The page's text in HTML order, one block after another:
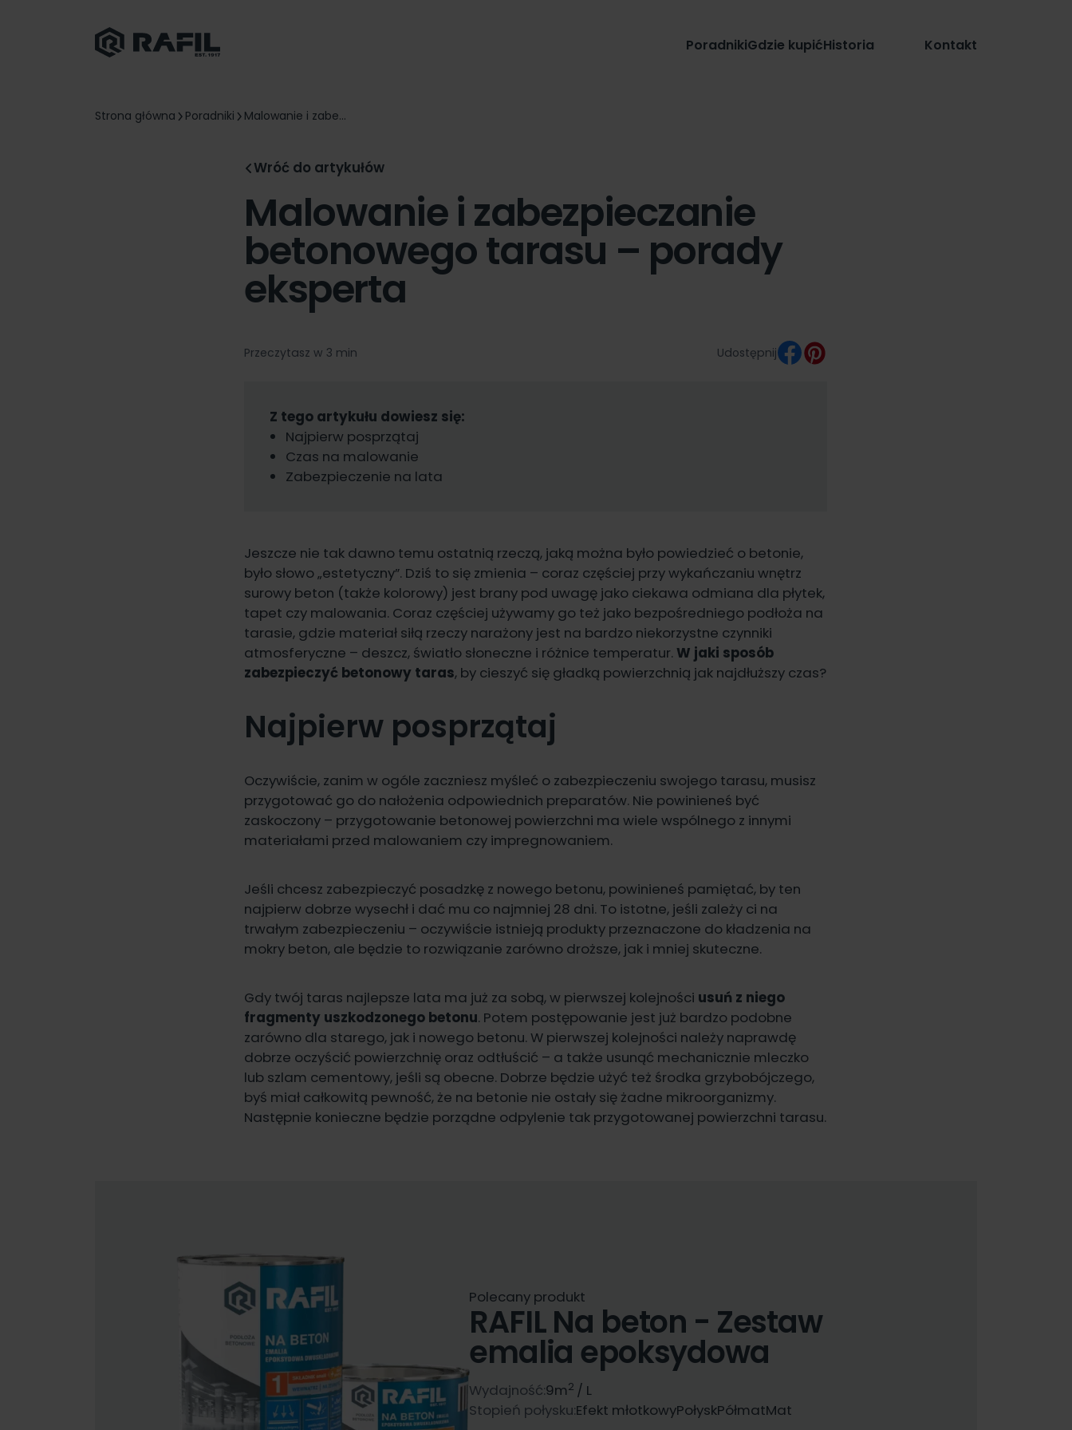
PoradnikiGdzie kupićHistoria Kontakt
Strona główna Poradniki Malowanie i zabe...
Wróć do artykułów
Malowanie i zabezpieczanie
betonowego tarasu – porady
eksperta
Przeczytasz w 3 min Udostępnij
Z tego artykułu dowiesz się:
Najpierw posprzątaj
Czas na malowanie
Zabezpieczenie na lata
Jeszcze nie tak dawno temu ostatnią rzeczą, jaką można było powiedzieć o betonie,
było słowo „estetyczny”. Dziś to się zmienia – coraz częściej przy wykańczaniu wnętrz
surowy beton (także kolorowy) jest brany pod uwagę jako ciekawa odmiana dla płytek,
tapet czy malowania. Coraz częściej używamy go też jako bezpośredniego podłoża na
tarasie, gdzie materiał siłą rzeczy narażony jest na bardzo niekorzystne czynniki
atmosferyczne – deszcz, światło słoneczne i różnice temperatur.W jaki sposób
zabezpieczyć betonowy taras, by cieszyć się gładką powierzchnią jak najdłuższy czas?
Najpierw posprzątaj
Oczywiście, zanim w ogóle zaczniesz myśleć o zabezpieczeniu swojego tarasu, musisz
przygotować go do nałożenia odpowiednich preparatów. Nie powinieneś być
zaskoczony – przygotowanie betonowej powierzchni ma wiele wspólnego z innymi
materiałami przed malowaniem czy impregnowaniem.
Jeśli chcesz zabezpieczyć posadzkę z nowego betonu, powinieneś pamiętać, by ten
najpierw dobrze wysechł i dać mu co najmniej 28 dni. To istotne, jeśli zależy ci na
trwałym zabezpieczeniu – oczywiście istnieją produkty przeznaczone do kładzenia na
mokry beton, ale będzie to rozwiązanie zarówno droższe, jak i mniej skuteczne.
Gdy twój taras najlepsze lata ma już za sobą, w pierwszej kolejności usuń z niego
fragmenty uszkodzonego betonu. Potem postępowanie jest już bardzo podobne
zarówno dla starego, jak i nowego betonu. W pierwszej kolejności należy naprawdę
dobrze oczyścić powierzchnię oraz odtłuścić – a także usunąć mechanicznie mleczko
lub szlam cementowy, jeśli są obecne. Dobrze będzie użyć też środka grzybobójczego,
byś miał całkowitą pewność, że na betonie nie ostały się żadne mikroorganizmy.
Następnie konieczne będzie porządne odpylenie tak przygotowanej powierzchni tarasu.
Polecany produkt
RAFIL Na beton - Zestaw
emalia epoksydowa
Wydajność:9m2 / L
Stopień połysku:Efekt młotkowyPołyskPółmatMat